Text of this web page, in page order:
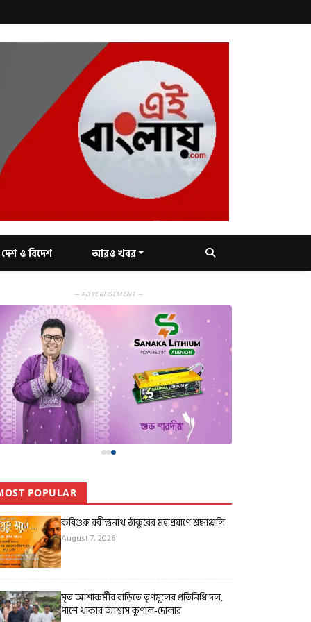
দেশ ও বিদেশ আরও খবর
— ADVERTISEMENT —
POPULAR
কবিগুরু রবীন্দ্রনাথ ঠাকুরের মহাপ্রয়াণে শ্রদ্ধাঞ্জলি
August 7, 2026
মৃত আশাকর্মীর বাড়িতে তৃণমূলের প্রতিনিধি দল,
পাশে থাকার আশ্বাস কুণাল-দোলার